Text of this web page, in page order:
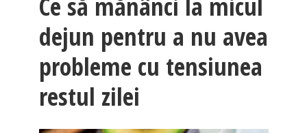
dejun pentru a nu avea
probleme cu tensiunea
restul zilei